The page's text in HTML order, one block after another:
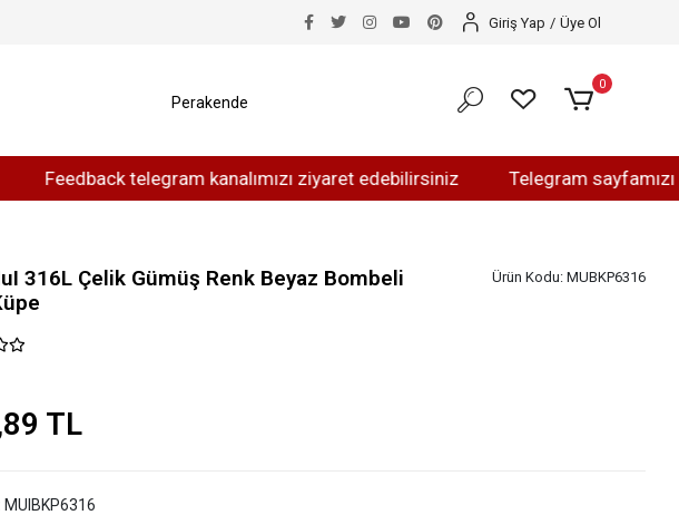
telegram kanalımızı ziyaret edebilirsiniz Telegram sayfamızı
Giriş Yap / Üye Ol
Perakende
0
316L Çelik Gümüş Renk Beyaz Bombeli
Ürün Kodu: MUBKP6316
TL
MUIBKP6316